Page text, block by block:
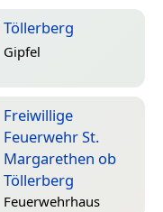
Töllerberg
Gipfel
Freiwillige
Feuerwehr St.
Margarethen ob
Töllerberg
Feuerwehrhaus